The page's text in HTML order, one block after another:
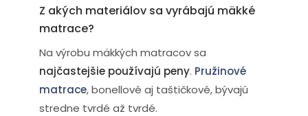
Z akých materiálov sa vyrábajú mäkké
matrace?
Na výrobu mäkkých matracov sa
najčastejšie používajú peny. Pružinové
matrace, bonellové aj taštičkové, bývajú
stredne tvrdé až tvrdé.